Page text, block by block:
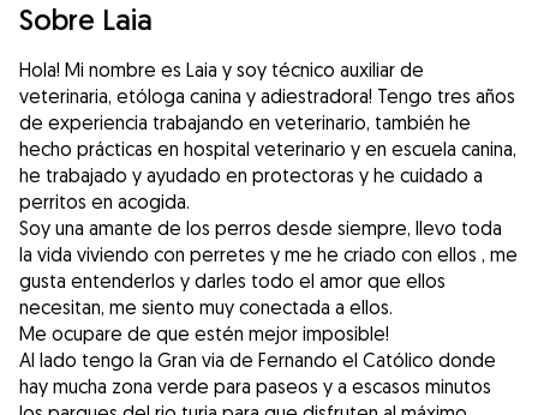
Sobre Laia
Hola! Mi nombre es Laia y soy técnico auxiliar de
veterinaria, etóloga canina y adiestradora! Tengo tres años
de experiencia trabajando en veterinario, también he
hecho prácticas en hospital veterinario y en escuela canina,
he trabajado y ayudado en protectoras y he cuidado a
perritos en acogida.
Soy una amante de los perros desde siempre, llevo toda
la vida viviendo con perretes y me he criado con ellos , me
gusta entenderlos y darles todo el amor que ellos
necesitan, me siento muy conectada a ellos.
Me ocupare de que estén mejor imposible!
Al lado tengo la Gran via de Fernando el Católico donde
hay mucha zona verde para paseos y a escasos minutos